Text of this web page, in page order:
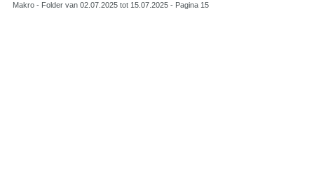
Makro - Folder van 02.07.2025 tot 15.07.2025 - Pagina 15